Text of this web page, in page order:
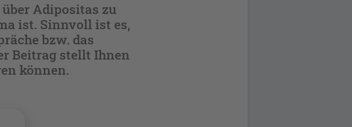
Adipositas zu
ist. Sinnvoll ist es,
bzw. das
Beitrag stellt Ihnen
können.